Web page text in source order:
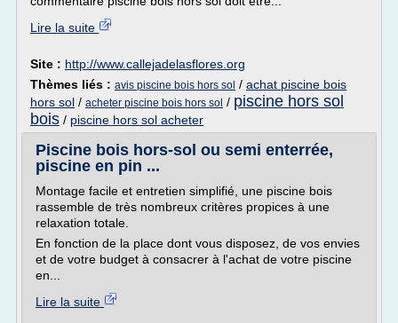
Lire la suite
Site : http://www.callejadelasflores.org
Thèmes liés : avis piscine bois hors sol / achat piscine bois
hors sol / acheter piscine bois hors sol / piscine hors sol
bois / piscine hors sol acheter
Piscine bois hors-sol ou semi enterrée,
piscine en pin ...
Montage facile et entretien simplifié, une piscine bois
rassemble de très nombreux critères propices à une
relaxation totale.
En fonction de la place dont vous disposez, de vos envies
et de votre budget à consacrer à l'achat de votre piscine
en...
Lire la suite